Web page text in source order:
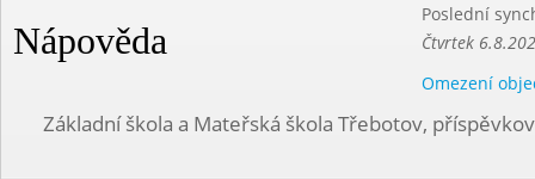
Nápověda
Poslední
Čtvrtek
Omezení
Základní škola a Mateřská škola Třebotov,